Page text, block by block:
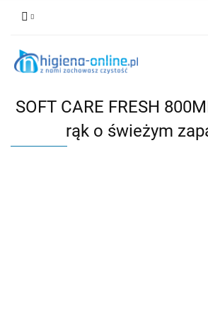
SOFT CARE FRESH
rąk o świeżym